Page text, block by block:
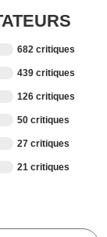
682 critiques
439 critiques
126 critiques
50 critiques
27 critiques
21 critiques